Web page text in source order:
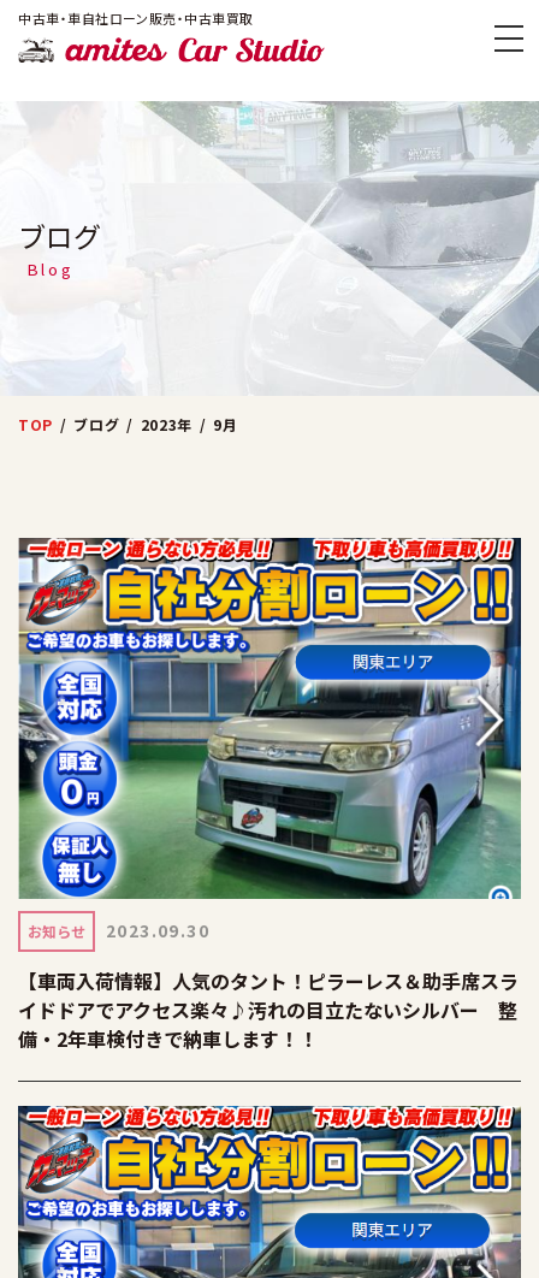
!-- Google Tag Manager -->
中古車・車自社ローン販売・中古車買取
amites Car
ブログ
Blog
TOP ブログ 2023年 9月
お知らせ 2023.09.30
【車両入荷情報】人気のタント！ピラーレス＆助手席スラ
イドドアでアクセス楽々♪汚れの目立たないシルバー 整
備・2年車検付きで納車します！！